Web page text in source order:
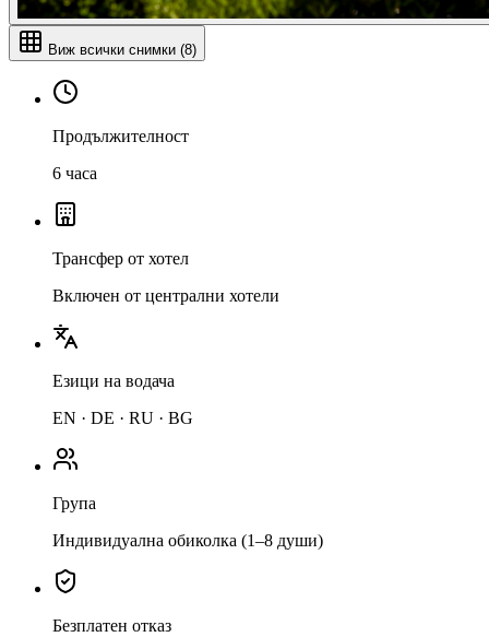
Виж всички снимки (8)
Продължителност
6 часа
Трансфер от хотел
Включен от централни хотели
Езици на водача
EN · DE · RU · BG
Група
Индивидуална обиколка (1–8 души)
Безплатен отказ